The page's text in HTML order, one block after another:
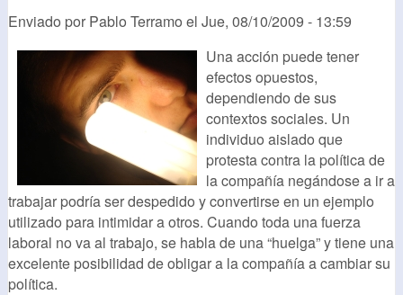
Enviado por Pablo Terramo el Jue, 08/10/2009 - 13:59
Una acción puede tener
efectos opuestos,
dependiendo de sus
contextos sociales. Un
individuo aislado que
protesta contra la política de
la compañía negándose a ir a
trabajar podría ser despedido y convertirse en un ejemplo
utilizado para intimidar a otros. Cuando toda una fuerza
laboral no va al trabajo, se habla de una “huelga” y tiene una
excelente posibilidad de obligar a la compañía a cambiar su
política.